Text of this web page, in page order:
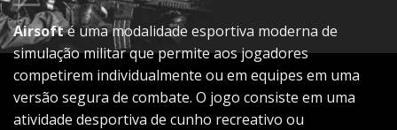
Airsofté uma modalidade esportiva moderna de
simulação militar que permite aos jogadores
competirem individualmente ou em equipes em uma
versão segura de combate. O jogo consiste em uma
atividade desportiva de cunho recreativo ou